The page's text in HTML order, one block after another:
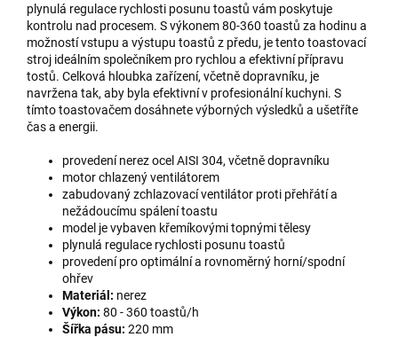
plynulá regulace rychlosti posunu toastů vám poskytuje
kontrolu nad procesem. S výkonem 80-360 toastů za hodinu a
možností vstupu a výstupu toastů z předu, je tento toastovací
stroj ideálním společníkem pro rychlou a efektivní přípravu
tostů. Celková hloubka zařízení, včetně dopravníku, je
navržena tak, aby byla efektivní v profesionální kuchyni. S
tímto toastovačem dosáhnete výborných výsledků a ušetříte
čas a energii.
provedení nerez ocel AISI 304, včetně dopravníku
motor chlazený ventilátorem
zabudovaný zchlazovací ventilátor proti přehřátí a
nežádoucímu spálení toastu
model je vybaven křemíkovými topnými tělesy
plynulá regulace rychlosti posunu toastů
provedení pro optimální a rovnoměrný horní/spodní
ohřev
Materiál: nerez
Výkon: 80 - 360 toastů/h
Šířka pásu: 220 mm